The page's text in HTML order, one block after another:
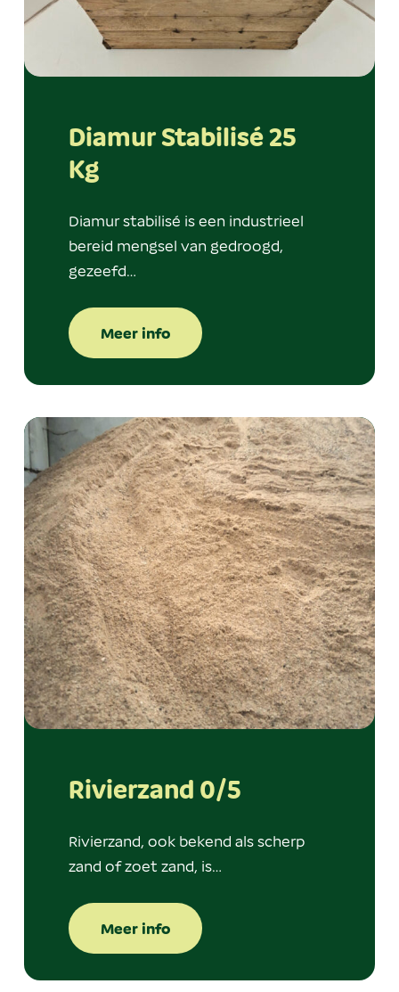
Diamur Stabilisé 25
Kg
Diamur stabilisé is een industrieel
bereid mengsel van gedroogd,
gezeefd…
Meer info
Rivierzand 0/5
Rivierzand, ook bekend als scherp
zand of zoet zand, is…
Meer info